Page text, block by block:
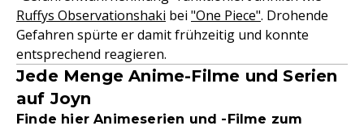
Ruffys Observationshaki bei "One Piece". Drohende
Gefahren spürte er damit frühzeitig und konnte
entsprechend reagieren.
Jede Menge Anime-Filme und Serien
auf Joyn
Finde hier Animeserien und -Filme zum